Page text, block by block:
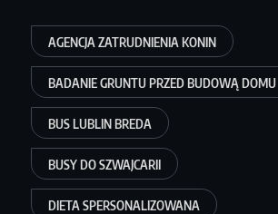
AGENCJA ZATRUDNIENIA KONIN
BADANIE GRUNTU PRZED BUDOWĄ DOMU
BUS LUBLIN BREDA
BUSY DO SZWAJCARII
DIETA SPERSONALIZOWANA